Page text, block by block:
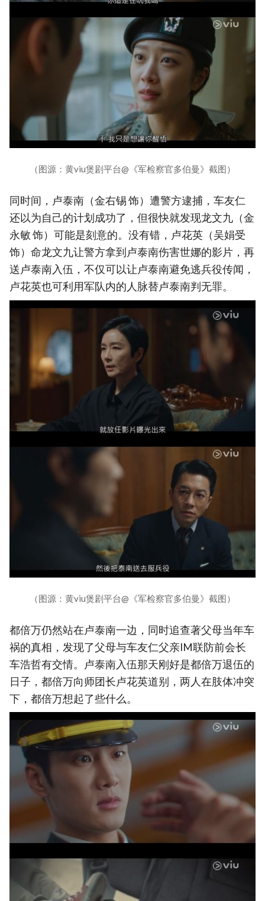
（图源：黄viu煲剧平台@《军检察官多伯曼》截图）
同时间，卢泰南（金右锡 饰）遭警方逮捕，车友仁
还以为自己的计划成功了，但很快就发现龙文九（金
永敏 饰）可能是刻意的。没有错，卢花英（吴娟受
饰）命龙文九让警方拿到卢泰南伤害世娜的影片，再
送卢泰南入伍，不仅可以让卢泰南避免逃兵役传闻，
卢花英也可利用军队内的人脉替卢泰南判无罪。
（图源：黄viu煲剧平台@《军检察官多伯曼》截图）
都倍万仍然站在卢泰南一边，同时追查著父母当年车
祸的真相，发现了父母与车友仁父亲IM联防前会长
车浩哲有交情。卢泰南入伍那天刚好是都倍万退伍的
日子，都倍万向师团长卢花英道别，两人在肢体冲突
下，都倍万想起了些什么。